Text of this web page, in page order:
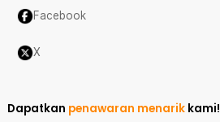
Facebook
X
Dapatkan penawaran menarik kami!